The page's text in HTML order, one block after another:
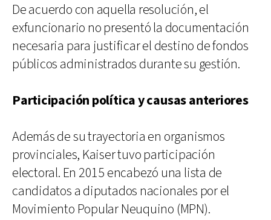
De acuerdo con aquella resolución, el
exfuncionario no presentó la documentación
necesaria para justificar el destino de fondos
públicos administrados durante su gestión.
Participación política y causas anteriores
Además de su trayectoria en organismos
provinciales, Kaiser tuvo participación
electoral. En 2015 encabezó una lista de
candidatos a diputados nacionales por el
Movimiento Popular Neuquino (MPN).